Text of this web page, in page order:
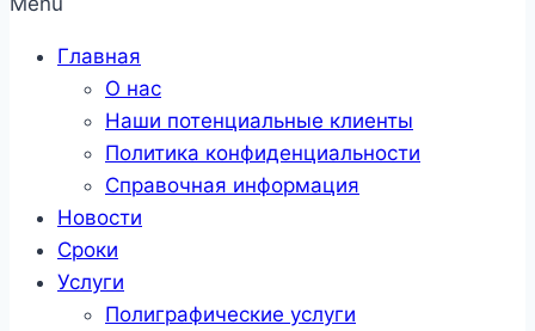
Главная
О нас
Наши потенциальные клиенты
Политика конфиденциальности
Справочная информация
Новости
Сроки
Услуги
Полиграфические услуги